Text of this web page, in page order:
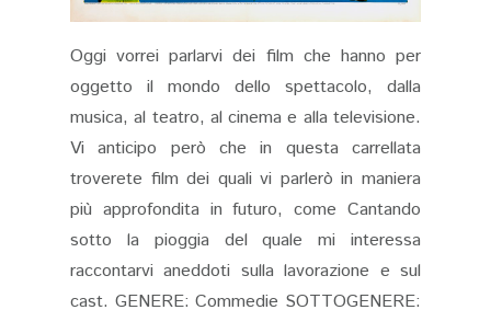
Oggi vorrei parlarvi dei film che hanno per
oggetto il mondo dello spettacolo, dalla
musica, al teatro, al cinema e alla televisione.
Vi anticipo però che in questa carrellata
troverete film dei quali vi parlerò in maniera
più approfondita in futuro, come Cantando
sotto la pioggia del quale mi interessa
raccontarvi aneddoti sulla lavorazione e sul
cast. GENERE: Commedie SOTTOGENERE: